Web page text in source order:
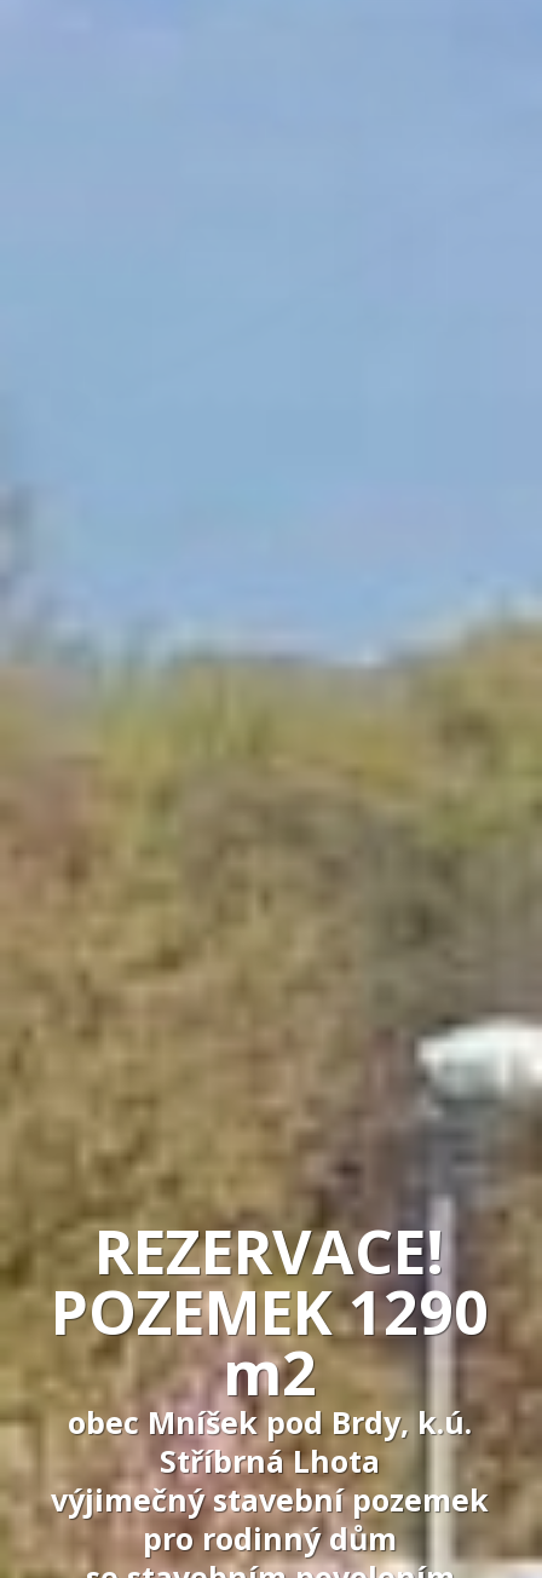
REZERVACE!
POZEMEK 1290
m2
obec Mníšek pod Brdy, k.ú.
Stříbrná Lhota
výjimečný stavební pozemek
pro rodinný dům